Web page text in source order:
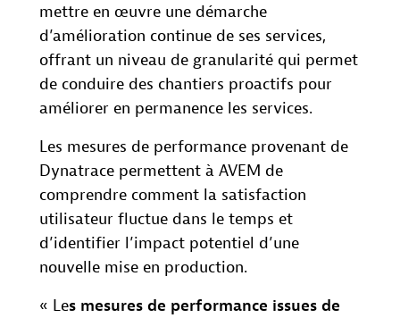
mettre en œuvre une démarche
d’amélioration continue de ses services,
offrant un niveau de granularité qui permet
de conduire des chantiers proactifs pour
améliorer en permanence les services.
Les mesures de performance provenant de
Dynatrace permettent à AVEM de
comprendre comment la satisfaction
utilisateur fluctue dans le temps et
d’identifier l’impact potentiel d’une
nouvelle mise en production.
« Les mesures de performance issues de